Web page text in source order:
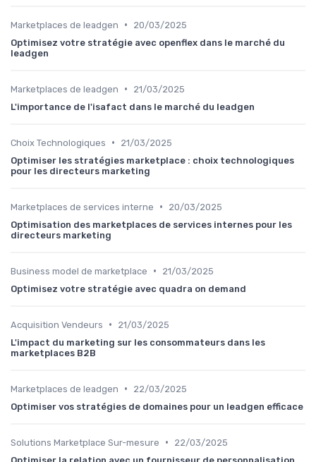
Marketplaces de leadgen •
20/03/2025
Optimisez votre stratégie avec openflex dans le marché du
leadgen
Marketplaces de leadgen •
21/03/2025
L'importance de l'isafact dans le marché du leadgen
Choix Technologiques •
21/03/2025
Optimiser les stratégies marketplace : choix technologiques
pour les directeurs marketing
Marketplaces de services interne •
20/03/2025
Optimisation des marketplaces de services internes pour les
directeurs marketing
Business model de marketplace •
21/03/2025
Optimisez votre stratégie avec quadra on demand
Acquisition Vendeurs •
21/03/2025
L'impact du marketing sur les consommateurs dans les
marketplaces B2B
Marketplaces de leadgen •
22/03/2025
Optimiser vos stratégies de domaines pour un leadgen efficace
Solutions Marketplace Sur-mesure •
22/03/2025